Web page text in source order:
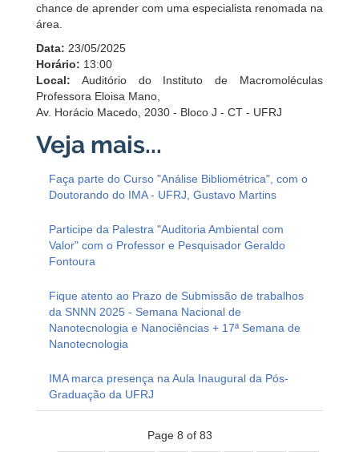
chance de aprender com uma especialista renomada na
área.
Data: 23/05/2025
Horário: 13:00
Local: Auditório do Instituto de Macromoléculas
Professora Eloisa Mano,
Av. Horácio Macedo, 2030 - Bloco J - CT - UFRJ
Faça parte do Curso "Análise Bibliométrica", com o
Doutorando do IMA - UFRJ, Gustavo Martins
Participe da Palestra "Auditoria Ambiental com
Valor" com o Professor e Pesquisador Geraldo
Fontoura
Fique atento ao Prazo de Submissão de trabalhos
da SNNN 2025 - Semana Nacional de
Nanotecnologia e Nanociências + 17ª Semana de
Nanotecnologia
IMA marca presença na Aula Inaugural da Pós-
Graduação da UFRJ
Page 8 of 83